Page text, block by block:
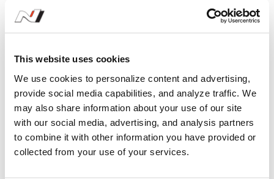
This website uses cookies
We use cookies to personalize content and advertising,
provide social media capabilities, and analyze traffic. We
may also share information about your use of our site
with our social media, advertising, and analysis partners
to combine it with other information you have provided or
collected from your use of your services.
#History #HyundaiN#NHighPerformance#NPerformance
07.16.2024